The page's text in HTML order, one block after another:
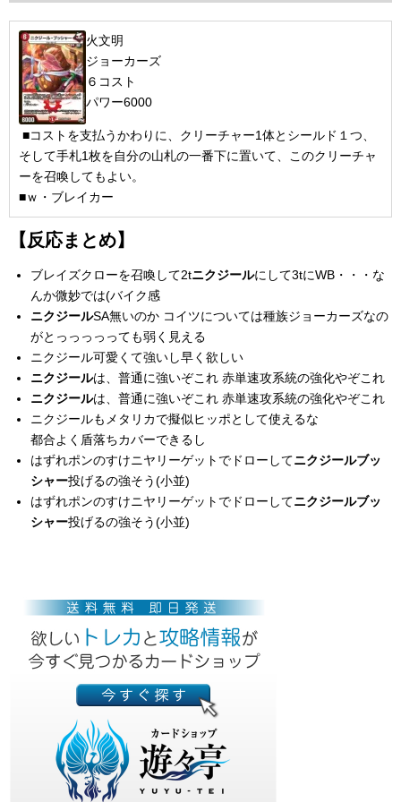
火文明
ジョーカーズ
６コスト
パワー6000
■コストを支払うかわりに、クリーチャー1体とシールド１つ、
そして手札1枚を自分の山札の一番下に置いて、このクリーチャ
ーを召喚してもよい。
■ｗ・ブレイカー
【反応まとめ】
ブレイズクローを召喚して2tニクジールにして3tにWB・・・な
んか微妙では(バイク感
ニクジールSA無いのか コイツについては種族ジョーカーズなの
がとっっっっっても弱く見える
ニクジール可愛くて強いし早く欲しい
ニクジールは、普通に強いぞこれ 赤単速攻系統の強化やぞこれ
ニクジールは、普通に強いぞこれ 赤単速攻系統の強化やぞこれ
ニクジールもメタリカで擬似ヒッポとして使えるな
都合よく盾落ちカバーできるし
はずれポンのすけニヤリーゲットでドローしてニクジールブッ
シャー投げるの強そう(小並)
はずれポンのすけニヤリーゲットでドローしてニクジールブッ
シャー投げるの強そう(小並)